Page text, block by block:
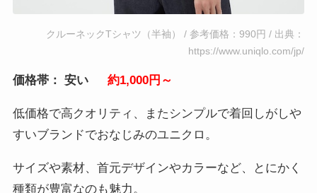
クルーネックTシャツ（半袖） / 参考価格：990円 / 出典：
https://www.uniqlo.com/jp/
価格帯： 安い 約1,000円～
低価格で高クオリティ、またシンプルで着回しがしや
すいブランドでおなじみのユニクロ。
サイズや素材、首元デザインやカラーなど、とにかく
種類が豊富なのも魅力。